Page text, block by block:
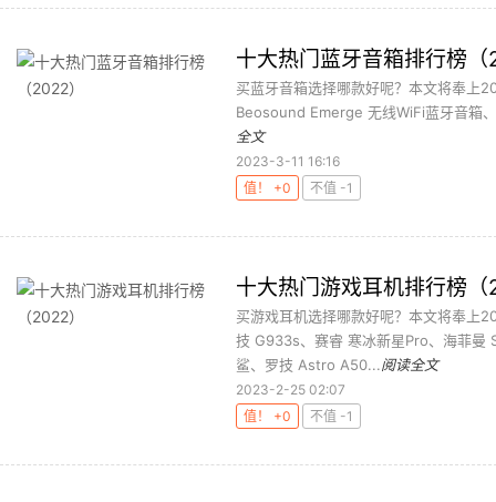
十大热门蓝牙音箱排行榜
买蓝牙音箱选择哪款好呢？本文将奉上
Beosound Emerge 无线WiFi蓝牙音箱
全文
2023-3-11 16:16
值！ +0
不值 -1
十大热门游戏耳机排行榜
买游戏耳机选择哪款好呢？本文将奉上
技 G933s、赛睿 寒冰新星Pro、海菲曼
鲨、罗技 Astro A50...阅读全文
2023-2-25 02:07
值！ +0
不值 -1